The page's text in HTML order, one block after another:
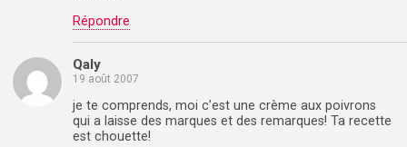
Répondre
Qaly
19 août 2007
je te comprends, moi c’est une crème aux poivrons
qui a laisse des marques et des remarques! Ta recette
est chouette!